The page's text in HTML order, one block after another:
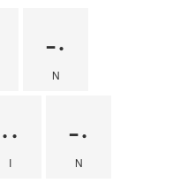
-·
N
··
I
-·
N